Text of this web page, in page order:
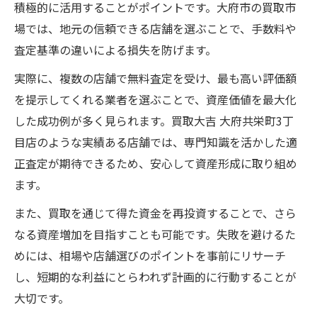
積極的に活用することがポイントです。大府市の買取市
場では、地元の信頼できる店舗を選ぶことで、手数料や
査定基準の違いによる損失を防げます。
実際に、複数の店舗で無料査定を受け、最も高い評価額
を提示してくれる業者を選ぶことで、資産価値を最大化
した成功例が多く見られます。買取大吉 大府共栄町3丁
目店のような実績ある店舗では、専門知識を活かした適
正査定が期待できるため、安心して資産形成に取り組め
ます。
また、買取を通じて得た資金を再投資することで、さら
なる資産増加を目指すことも可能です。失敗を避けるた
めには、相場や店舗選びのポイントを事前にリサーチ
し、短期的な利益にとらわれず計画的に行動することが
大切です。